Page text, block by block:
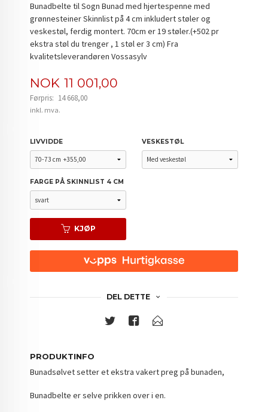
Bunadbelte til Sogn Bunad med hjertespenne med
grønnesteiner Skinnlist på 4 cm inkludert støler og
veskestøl, ferdig montert. 70cm er 19 støler.(+502 pr
ekstra støl du trenger , 1 støl er 3 cm) Fra
kvalitetsleverandøren Vossasylv
Tilbud
NOK 11 001,00
Førpris: 14 668,00
Rabatt
inkl. mva.
LIVVIDDE VESKESTØL
FARGE PÅ SKINNLIST 4 CM
KJØP
DEL DETTE
PRODUKTINFO
Bunadsølvet setter et ekstra vakert preg på bunaden,
Bunadbelte er selve prikken over i en.